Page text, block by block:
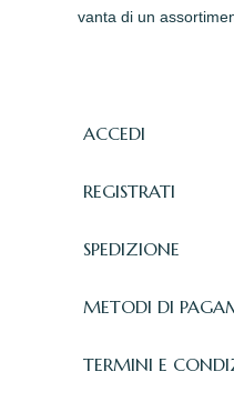
vanta di un
ACCEDI
REGISTRATI
SPEDIZIONE
METODI DI
TERMINI E